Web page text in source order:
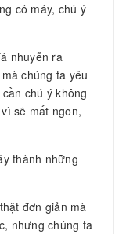
có máy, chú ý
nhuyễn ra
chúng ta yêu
chú ý không
sẽ mất ngon,
thành những
đơn giản mà
nhưng chúng ta